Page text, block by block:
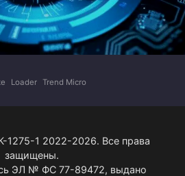
Loader Trend Micro
1275-1 2022-2026. Все права
защищены.
ЭЛ № ФС 77-89472, выдано